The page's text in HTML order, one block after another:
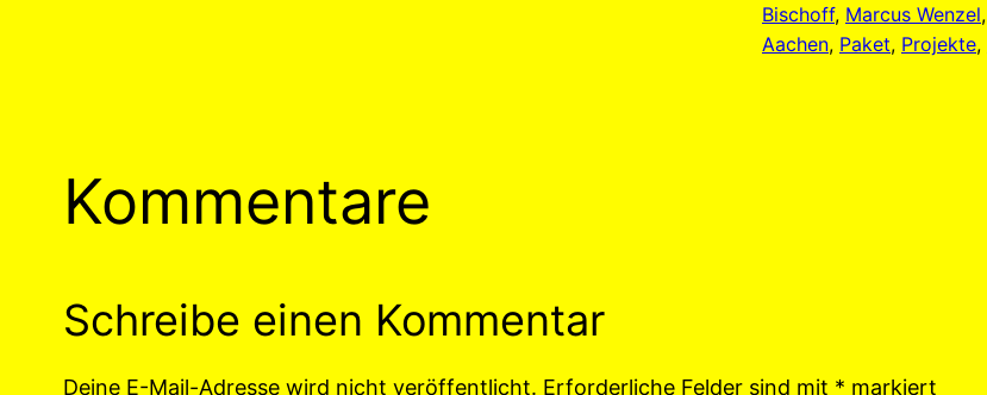
Bischoff, Marcus Wenzel,
Aachen, Paket, Projekte,
Kommentare
Schreibe einen Kommentar
Deine E-Mail-Adresse wird nicht veröffentlicht. Erforderliche Felder sind mit * markiert